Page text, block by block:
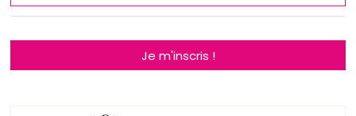
Je m'inscris !